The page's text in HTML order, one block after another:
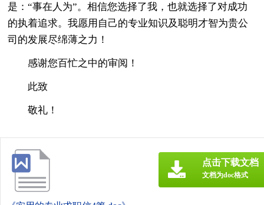
是：“事在人为”。相信您选择了我，也就选择了对成功
的执着追求。我愿用自己的专业知识及聪明才智为贵公
司的发展尽绵薄之力！
感谢您百忙之中的审阅！
此致
敬礼！
点击下载文档
文档为doc格式